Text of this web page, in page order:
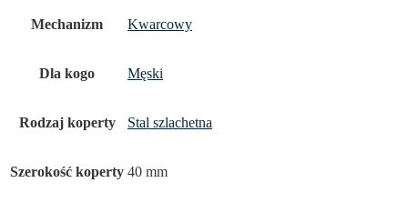
Mechanizm Kwarcowy
Dla kogo Męski
Rodzaj koperty Stal szlachetna
Szerokość koperty 40 mm